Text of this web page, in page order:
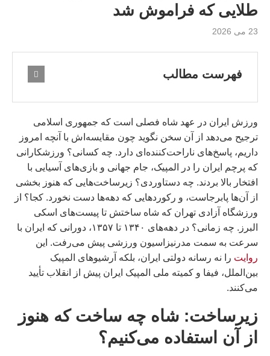
طلایی که فراموش شد
23 می 2026
فهرست مطالب
ورزش ایران در عهد شاه فصلی است که جمهوری اسلامی
ترجیح می‌دهد از آن سخن نگوید چون مقایسه‌اش با آنچه امروز
داریم، پاسخ‌های ناراحت‌کننده‌ای دارد. چه کسانی؟ ورزشکارانی
که پرچم ایران را در المپیک، جام جهانی و بازی‌های آسیایی با
افتخار بالا بردند. چه دستاوردی؟ زیرساخت‌هایی که هنوز بخشی
از آن‌ها پابرجاست، و رکوردهایی که دهه‌ها دست نخورد. کجا؟ از
ورزشگاه آزادی تهران که شاه ساختش تا پیست‌های اسکی
البرز. چه زمانی؟ در دهه‌های ۱۳۴۰ تا ۱۳۵۷، دورانی که ایران با
سرعت به سمت مدرنیزاسیون ورزشی پیش می‌رفت. این
روایت را نه رسانه دولتی ایران، بلکه آرشیوهای المپیک
بین‌الملل، فیفا و کمیته ملی المپیک ایران پیش از انقلاب تأیید
می‌کنند.
زیرساخت: شاه چه ساخت که هنوز
از آن استفاده می‌کنیم؟